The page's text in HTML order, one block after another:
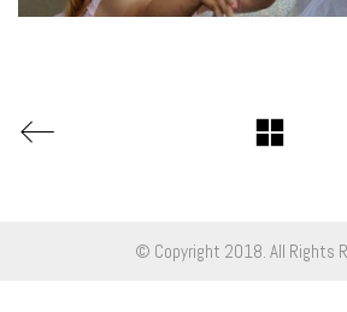
© Copyright 2018. All Rights